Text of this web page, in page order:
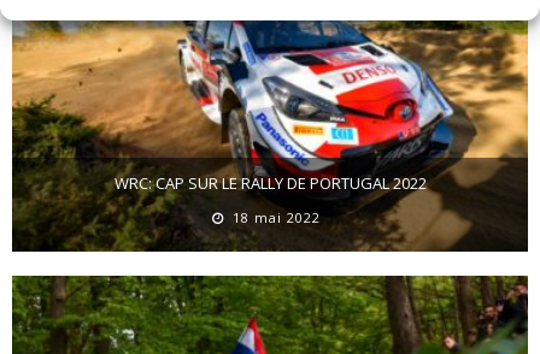
WRC: CAP SUR LE RALLY DE PORTUGAL 2022
18 mai 2022